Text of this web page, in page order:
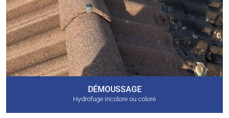
DÉMOUSSAGE
Hydrofuge incolore ou coloré